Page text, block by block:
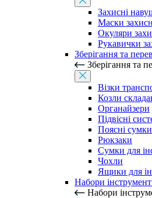
Захисні
Маски
Окуляри
Рукавички
Зберігання та
Зберігання та
Візки
Козли
Органайзери
Підвісні
Поясні сумки
Рюкзаки
Сумки для
Чохли
Ящики для
Набори
Набори